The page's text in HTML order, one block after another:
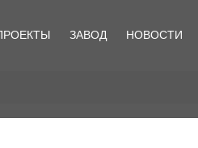
ПРОЕКТЫ ЗАВОД НОВОСТИ